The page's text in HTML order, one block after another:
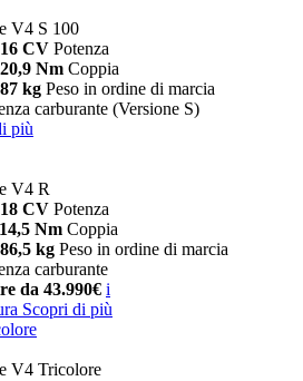
V4 S 100
CV Potenza
Nm Coppia
kg Peso in ordine di marcia
carburante (Versione S)
più
V4 R
CV Potenza
Nm Coppia
kg Peso in ordine di marcia
carburante
da 43.990€ i
Scopri di più
V4 Tricolore